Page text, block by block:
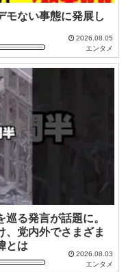
モない事態に発展し
2026.08.05
エンタメ
巡る発言が話題に。
、党内外でさまざま
とは
2026.08.03
エンタメ